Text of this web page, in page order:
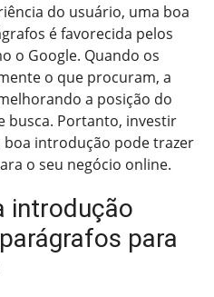
do usuário, uma boa
é favorecida pelos
o Google. Quando os
o que procuram, a
a posição do
busca. Portanto, investir
introdução pode trazer
o seu negócio online.
introdução
para